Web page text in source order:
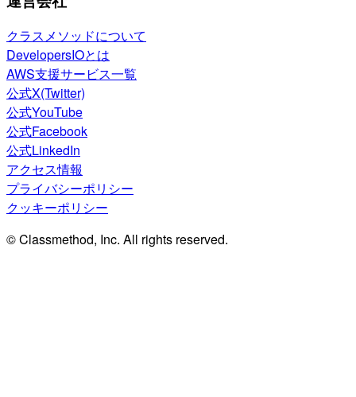
クラスメソッドについて
DevelopersIOとは
AWS支援サービス一覧
公式X(Twitter)
公式YouTube
公式Facebook
公式LinkedIn
アクセス情報
プライバシーポリシー
クッキーポリシー
© Classmethod, Inc. All rights reserved.